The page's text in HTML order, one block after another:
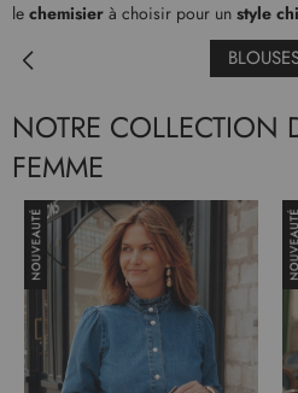
le chemisier à choisir pour un style
NOTRE COLLECTION
FEMME